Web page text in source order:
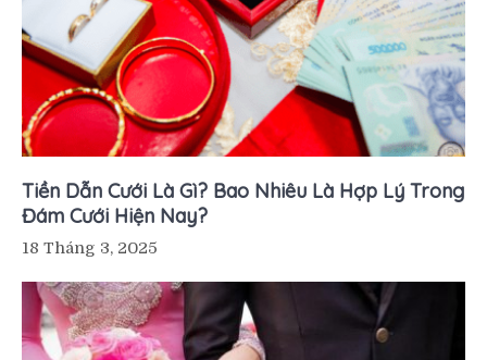
Tiền Dẫn Cưới Là Gì? Bao Nhiêu Là Hợp Lý Trong
Đám Cưới Hiện Nay?
18 Tháng 3, 2025